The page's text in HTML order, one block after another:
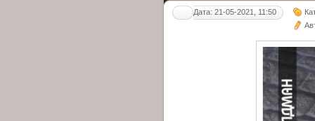
Дата: 21-05-2021, 11:50